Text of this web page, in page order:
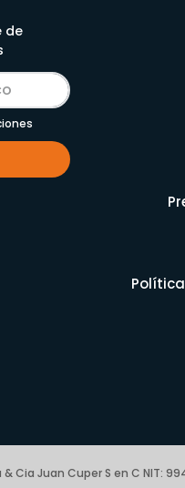
de
Cia Juan Cuper S en C NIT: